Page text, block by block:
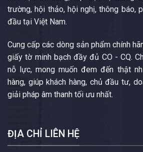
trường, hội thảo, hội nghị, thông báo,
đầu tại Việt Nam.
Cung cấp các dòng sản phẩm chính
giấy tờ minh bạch đầy đủ CO - CQ.
nỗ lực, mong muốn đem đến thật
hàng, giúp khách hàng, chủ đầu tư,
giải pháp âm thanh tối ưu nhất.
ĐỊA CHỈ LIÊN HỆ